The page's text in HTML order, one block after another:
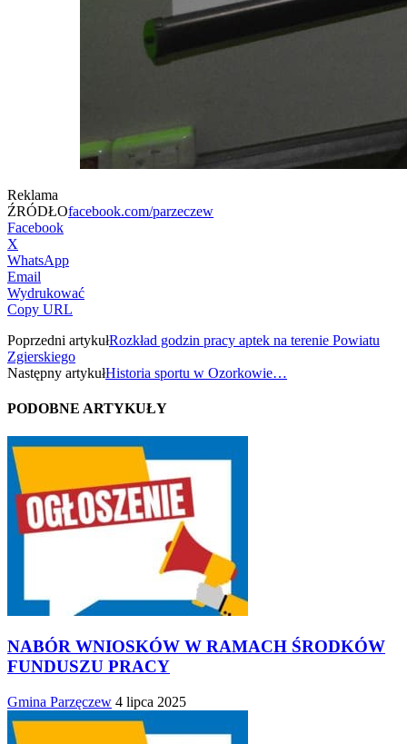
Reklama
ŹRÓDŁOfacebook.com/parzeczew
Facebook
X
WhatsApp
Email
Wydrukować
Copy URL
Poprzedni artykułRozkład godzin pracy aptek na terenie Powiatu
Zgierskiego
Następny artykułHistoria sportu w Ozorkowie…
PODOBNE ARTYKUŁY
NABÓR WNIOSKÓW W RAMACH ŚRODKÓW
FUNDUSZU PRACY
Gmina Parzęczew 4 lipca 2025